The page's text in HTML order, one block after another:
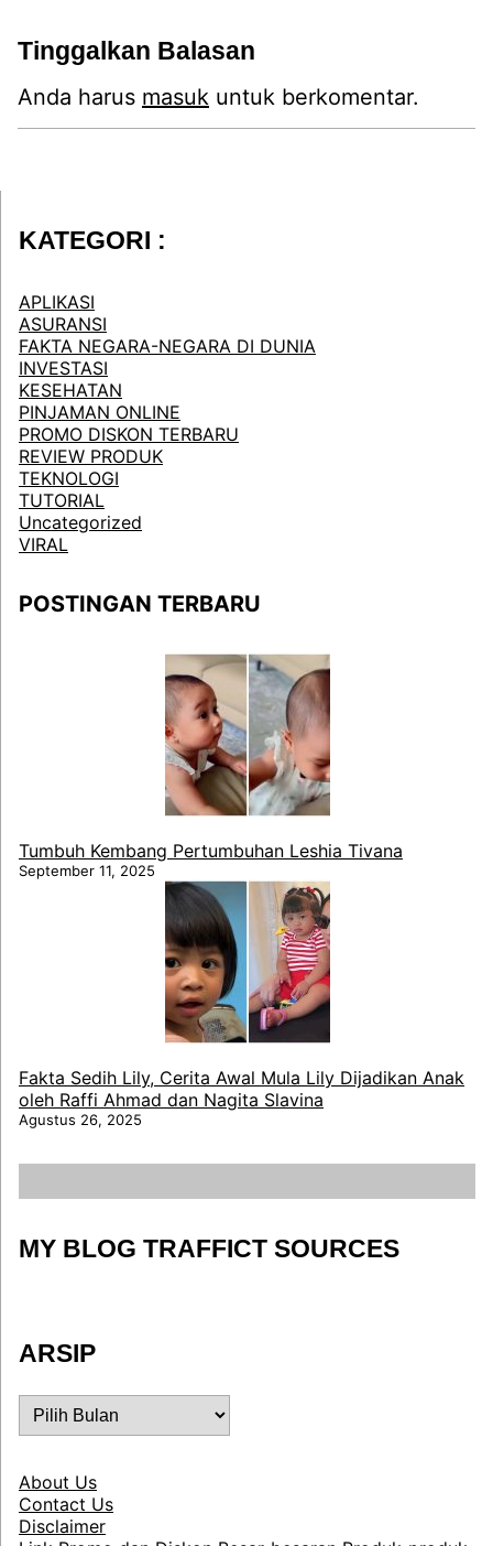
Tinggalkan Balasan
Anda harus masuk untuk berkomentar.
KATEGORI :
APLIKASI
ASURANSI
FAKTA NEGARA-NEGARA DI DUNIA
INVESTASI
KESEHATAN
PINJAMAN ONLINE
PROMO DISKON TERBARU
REVIEW PRODUK
TEKNOLOGI
TUTORIAL
Uncategorized
VIRAL
POSTINGAN TERBARU
Tumbuh Kembang Pertumbuhan Leshia Tivana
September 11, 2025
Fakta Sedih Lily, Cerita Awal Mula Lily Dijadikan Anak
oleh Raffi Ahmad dan Nagita Slavina
Agustus 26, 2025
MY BLOG TRAFFICT SOURCES
ARSIP
ARSIP
About Us
Contact Us
Disclaimer